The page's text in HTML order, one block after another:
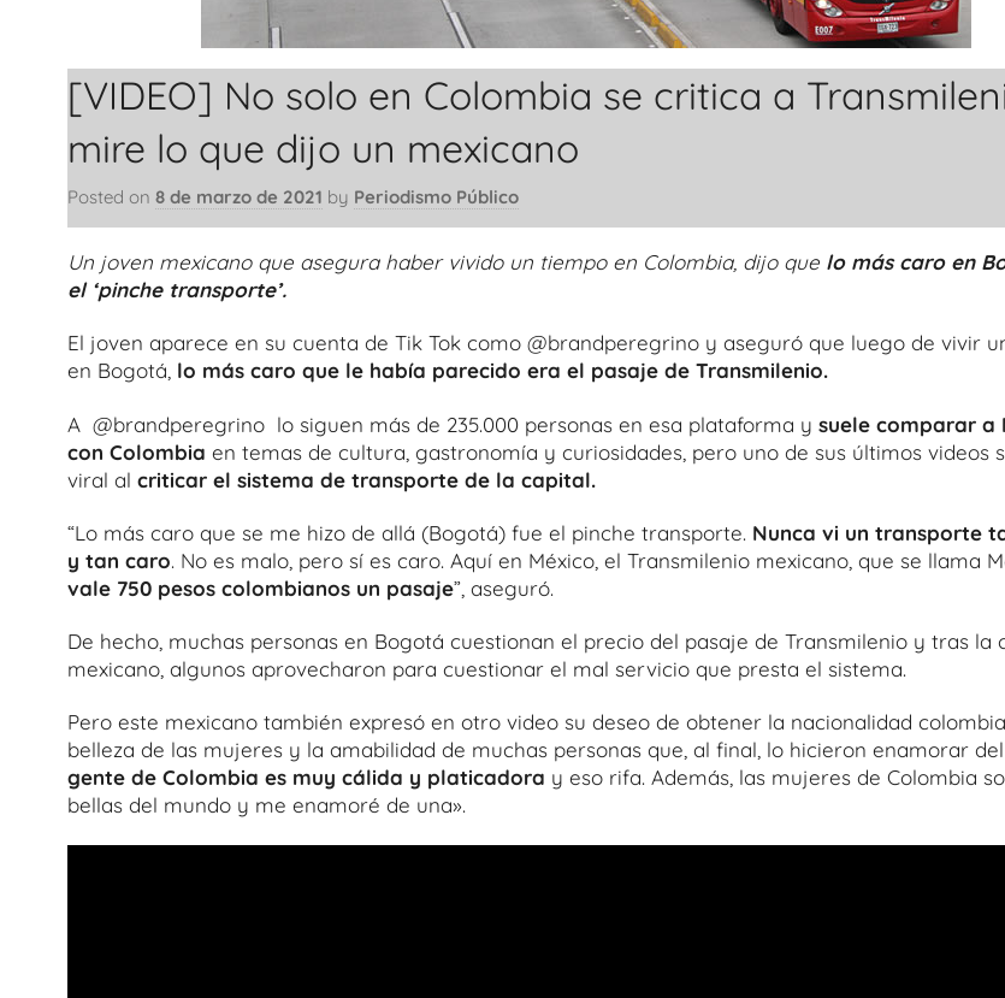
[VIDEO] No solo en Colombia se critica a
mire lo que dijo un mexicano
Posted on 8 de marzo de 2021 by Periodismo Público
Un joven mexicano que asegura haber vivido un tiempo en Colombia, dijo que lo más caro en
el ‘pinche transporte’.
El joven aparece en su cuenta de Tik Tok como @brandperegrino y aseguró que luego de vivir
en Bogotá, lo más caro que le había parecido era el pasaje de Transmilenio.
A @brandperegrino lo siguen más de 235.000 personas en esa plataforma y suele comparar a
con Colombia en temas de cultura, gastronomía y curiosidades, pero uno de sus últimos videos
viral al criticar el sistema de transporte de la capital.
“Lo más caro que se me hizo de allá (Bogotá) fue el pinche transporte. Nunca vi un transporte
y tan caro. No es malo, pero sí es caro. Aquí en México, el Transmilenio mexicano, que se llama
vale 750 pesos colombianos un pasaje”, aseguró.
De hecho, muchas personas en Bogotá cuestionan el precio del pasaje de Transmilenio y tras la
mexicano, algunos aprovecharon para cuestionar el mal servicio que presta el sistema.
Pero este mexicano también expresó en otro video su deseo de obtener la nacionalidad
belleza de las mujeres y la amabilidad de muchas personas que, al final, lo hicieron enamorar del
gente de Colombia es muy cálida y platicadora y eso rifa. Además, las mujeres de Colombia
bellas del mundo y me enamoré de una».